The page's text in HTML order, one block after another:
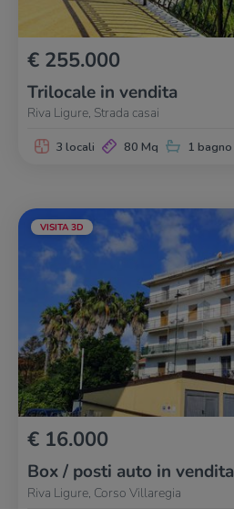
€ 255.000
Trilocale in vendita
Riva Ligure, Strada casai
3 locali 80 Mq 1 bagno
VISITA 3D
€ 16.000
Box / posti auto in vendita
Riva Ligure, Corso Villaregia